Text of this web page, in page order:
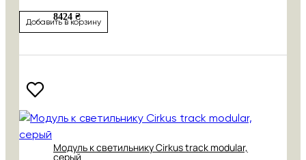
8424 ₴
Добавить в корзину
Модуль к светильнику Cirkus track modular,
серый